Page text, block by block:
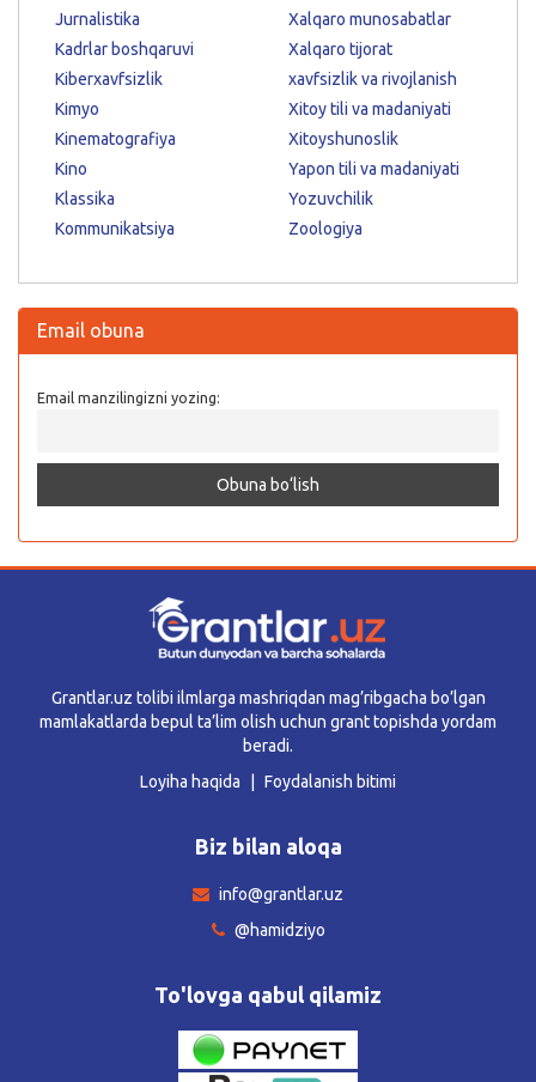
Jurnalistika
Kadrlar boshqaruvi
Kiberxavfsizlik
Kimyo
Kinematografiya
Kino
Klassika
Kommunikatsiya
Xalqaro munosabatlar
Xalqaro tijorat
xavfsizlik va rivojlanish
Xitoy tili va madaniyati
Xitoyshunoslik
Yapon tili va madaniyati
Yozuvchilik
Zoologiya
Email obuna
Email manzilingizni yozing:
Grantlar.uz tolibi ilmlarga mashriqdan mag’ribgacha bo’lgan
mamlakatlarda bepul ta’lim olish uchun grant topishda yordam
beradi.
Loyiha haqida
Foydalanish bitimi
Biz bilan aloqa
info@grantlar.uz
@hamidziyo
To'lovga qabul qilamiz